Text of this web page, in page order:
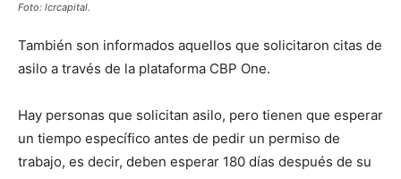
Foto: lcrcapital.
También son informados aquellos que solicitaron citas de
asilo a través de la plataforma CBP One.
Hay personas que solicitan asilo, pero tienen que esperar
un tiempo específico antes de pedir un permiso de
trabajo, es decir, deben esperar 180 días después de su